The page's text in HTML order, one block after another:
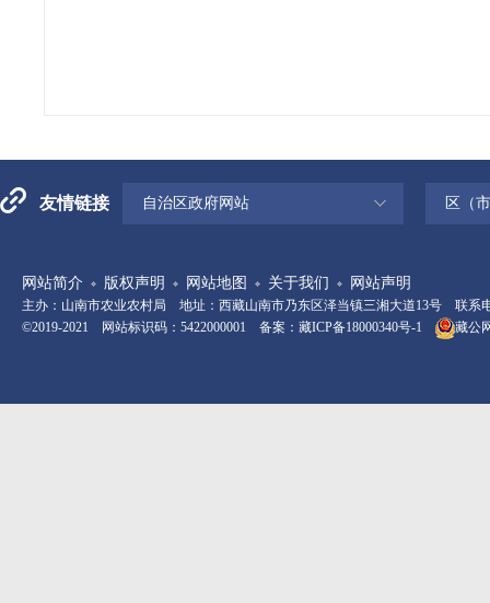
友情链接 自治区政府网站 区（
网站简介 版权声明 网站地图 关于我们 网站声明
主办：山南市农业农村局 地址：西藏山南市乃东区泽当镇三湘大道13号 联系电
©2019-2021 网站标识码：5422000001 备案： 藏ICP备18000340号-1 藏公